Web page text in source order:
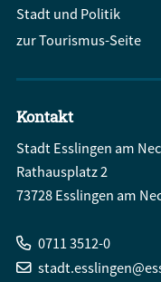
Stadt und Politik
zur Tourismus-Seite
Kontakt
Stadt Esslingen am
Rathausplatz 2
73728 Esslingen am
0711 3512-0